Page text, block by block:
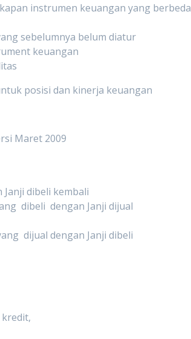
instrumen keuangan yang berbeda
sebelumnya belum diatur
keuangan
posisi dan kinerja keuangan
Maret 2009
dibeli kembali
dibeli dengan Janji dijual
dijual dengan Janji dibeli